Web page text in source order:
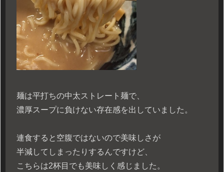
麺は平打ちの中太ストレート麺で、
濃厚スープに負けない存在感を出していました。
連食すると空腹ではないので美味しさが
半減してしまったりするんですけど、
こちらは2杯目でも美味しく感じました。